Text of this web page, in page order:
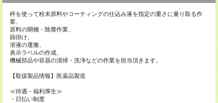
秤を使って粉末原料やコーティングの仕込み液を指定の重さに量り取る作
業、
原料の開梱・除塵作業、
篩掛け、
溶液の運搬、
表示ラベルの作成、
機械部品や容器の清掃・洗浄などの作業を担当頂きます。
【取扱製品情報】医薬品製造
≪待遇・福利厚生≫
・日払い制度